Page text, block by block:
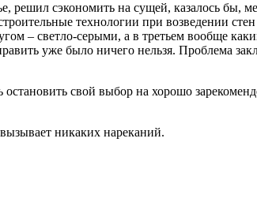
решил сэкономить на сущей, казалось бы,
технологии при возведении
– светло-серыми, а в третьем вообще
уже было ничего нельзя. Проблема
свой выбор на хорошо
никаких нареканий.